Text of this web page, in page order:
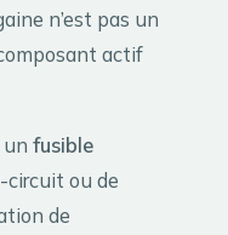
n’est pas un
actif
un fusible
circuit ou de
de